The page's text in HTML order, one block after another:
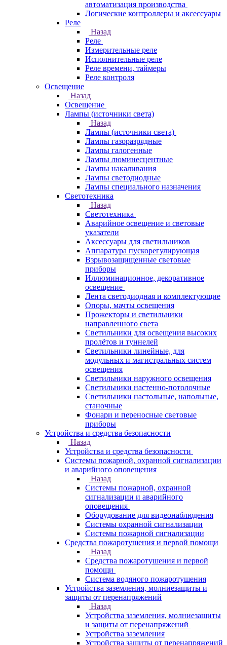
автоматизация производства
Логические контроллеры и аксессуары
Реле
Назад
Реле
Измерительные реле
Исполнительные реле
Реле времени, таймеры
Реле контроля
Освещение
Назад
Освещение
Лампы (источники света)
Назад
Лампы (источники света)
Лампы газоразрядные
Лампы галогенные
Лампы люминесцентные
Лампы накаливания
Лампы светодиодные
Лампы специального назначения
Светотехника
Назад
Светотехника
Аварийное освещение и световые
указатели
Аксессуары для светильников
Аппаратура пускорегулирующая
Взрывозащищенные световые
приборы
Иллюминационное, декоративное
освещение
Лента светодиодная и комплектующие
Опоры, мачты освещения
Прожекторы и светильники
направленного света
Светильники для освещения высоких
пролётов и туннелей
Светильники линейные, для
модульных и магистральных систем
освещения
Светильники наружного освещения
Светильники настенно-потолочные
Светильники настольные, напольные,
станочные
Фонари и переносные световые
приборы
Устройства и средства безопасности
Назад
Устройства и средства безопасности
Системы пожарной, охранной сигнализации
и аварийного оповещения
Назад
Системы пожарной, охранной
сигнализации и аварийного
оповещения
Оборудование для видеонаблюдения
Системы охранной сигнализации
Системы пожарной сигнализации
Средства пожаротушения и первой помощи
Назад
Средства пожаротушения и первой
помощи
Система водяного пожаротушения
Устройства заземления, молниезащиты и
защиты от перенапряжений
Назад
Устройства заземления, молниезащиты
и защиты от перенапряжений
Устройства заземления
Устройства защиты от перенапряжений